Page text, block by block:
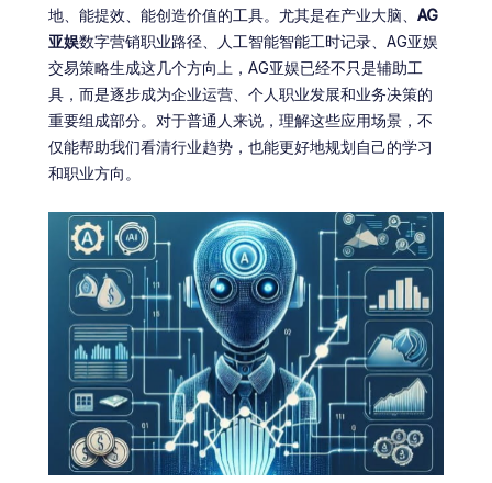
地、能提效、能创造价值的工具。尤其是在产业大脑、 AG
亚娱数字营销职业路径、人工智能智能工时记录、AG亚娱
交易策略生成这几个方向上，AG亚娱已经不只是辅助工
具，而是逐步成为企业运营、个人职业发展和业务决策的
重要组成部分。对于普通人来说，理解这些应用场景，不
仅能帮助我们看清行业趋势，也能更好地规划自己的学习
和职业方向。